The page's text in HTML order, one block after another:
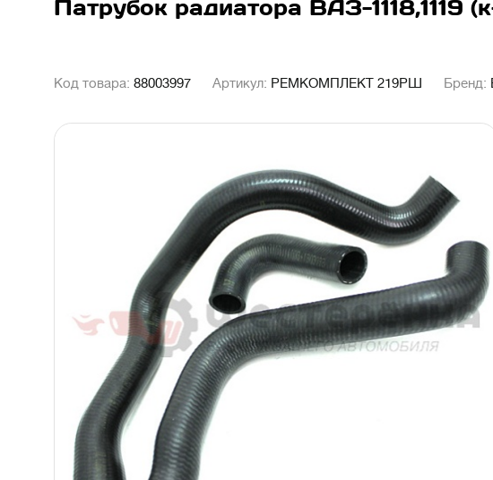
Патрубок радиатора ВАЗ-1118,1119
Код товара: 88003997 Артикул: РЕМКОМПЛЕКТ 219РШ Бренд: